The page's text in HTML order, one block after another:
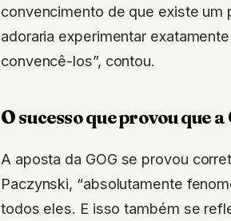
convencimento de que existe
adoraria experimentar
convencê-los”, contou.
O sucesso que provou que
A aposta da GOG se provou
Paczynski, “absolutamente
todos eles. E isso também se